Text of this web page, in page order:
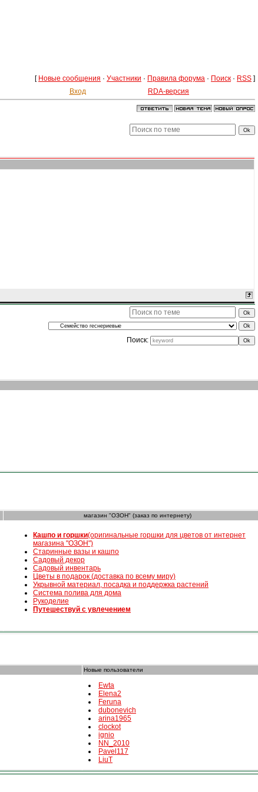
[ Новые сообщения · Участники · Правила форума · Поиск · RSS ]
Вход RDA-версия
Поиск:
магазин "ОЗОН" (заказ по интернету)
Кашпо и горшки(оригинальные горшки для цветов от интернет
магазина "ОЗОН")
Старинные вазы и кашпо
Садовый декор
Садовый инвентарь
Цветы в подарок (доставка по всему миру)
Укрывной материал, посадка и поддержка растений
Система полива для дома
Рукоделие
Путешествуй с увлечением
Новые пользователи
Ewta
Elena2
Feruna
dubonevich
arina1965
clockot
ignio
NN_2010
Pavel117
LiuT